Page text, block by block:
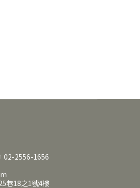
02-2556-1656
巷18之1號4樓